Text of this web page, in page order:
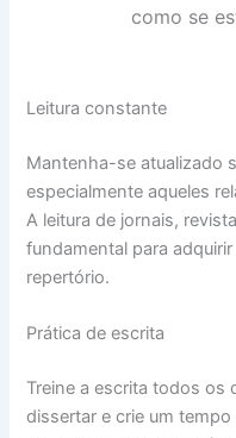
como se
Leitura constante
Mantenha-se atualizado
especialmente aqueles
A leitura de jornais,
fundamental para
repertório.
Prática de escrita
Treine a escrita todos os
dissertar e crie um